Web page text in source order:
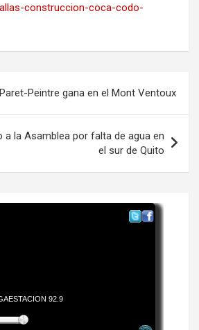
construccion-coca-codo-
Peintre gana en el Mont Ventoux
a la Asamblea por falta de agua en
el sur de Quito